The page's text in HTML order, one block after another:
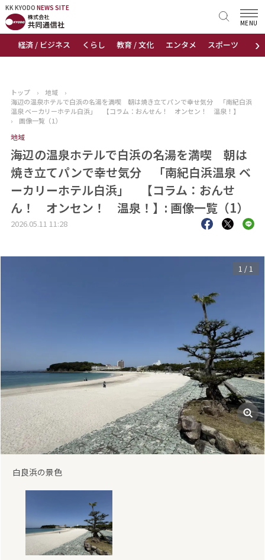
KK KYODO NEWS SITE
›
経済 / ビジネス くらし 教育 / 文化 エンタメ スポーツ 地域
MENU
KK KYODONEWS SITE
トップページ
ニュース
おすすめコンテンツ
出版物
会社概要
トップ › 地域
›
海辺の温泉ホテルで白浜の名湯を満喫 朝は焼き立てパンで幸せ気分 「南紀白浜
温泉 ベーカリーホテル白浜」 【コラム：おんせん！ オンセン！ 温泉！】
›
画像一覧（1）
地域
海辺の温泉ホテルで白浜の名湯を満喫 朝は
焼き立てパンで幸せ気分 「南紀白浜温泉 ベ
ーカリーホテル白浜」 【コラム：おんせ
ん！ オンセン！ 温泉！】: 画像一覧（1）
2026.05.11 11:28
白良浜の景色
1 / 1